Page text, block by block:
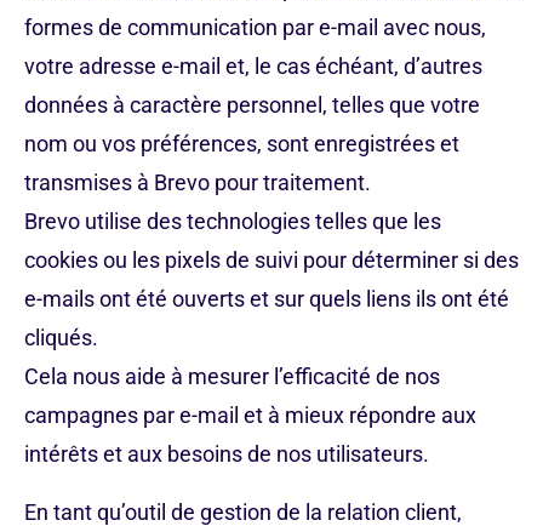
formes de communication par e-mail avec nous,
votre adresse e-mail et, le cas échéant, d’autres
données à caractère personnel, telles que votre
nom ou vos préférences, sont enregistrées et
transmises à Brevo pour traitement.
Brevo utilise des technologies telles que les
cookies ou les pixels de suivi pour déterminer si des
e-mails ont été ouverts et sur quels liens ils ont été
cliqués.
Cela nous aide à mesurer l’efficacité de nos
campagnes par e-mail et à mieux répondre aux
intérêts et aux besoins de nos utilisateurs.
En tant qu’outil de gestion de la relation client,